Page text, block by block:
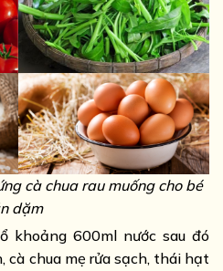
cà chua rau muống cho bé
dặm
khoảng 600ml nước sau đó
cà chua mẹ rửa sạch, thái hạt